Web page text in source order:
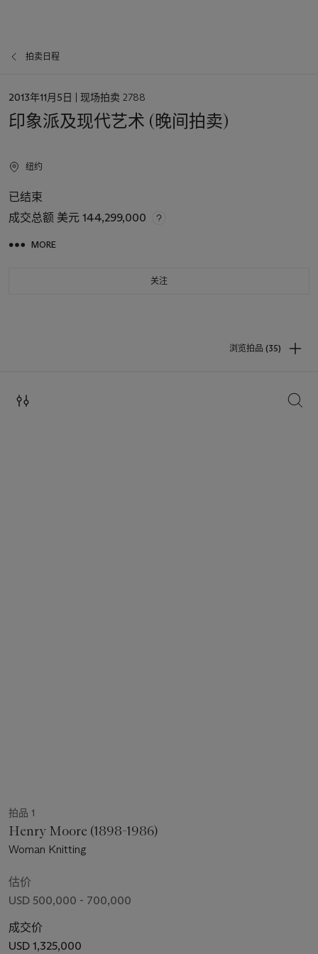
拍卖日程
日
2013年11月5日 | 现场拍卖 2788
印象派及现代艺术 (晚间拍卖)
纽约
已结束
成交总额 美元 144,299,000
MORE
关注
浏览拍品 (35)
搜索
拍品 1
Henry Moore (1898-1986)
Woman Knitting
估价
USD 500,000 - 700,000
成交价
USD 1,325,000